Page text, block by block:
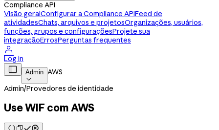
Compliance API
Visão geralConfigurar a Compliance APIFeed de
atividadesChats, arquivos e projetosOrganizações, usuários,
funções, grupos e configuraçõesProjete sua
integraçãoErrosPerguntas frequentes

Log in
 Admin

AWS
Admin/Provedores de identidade
Use WIF com AWS